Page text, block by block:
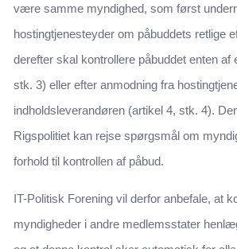
være samme myndighed, som først
hostingtjenesteyder om påbuddets retlige
derefter skal kontrollere påbuddet enten af
stk. 3) eller efter anmodning fra
indholdsleverandøren (artikel 4, stk. 4).
Rigspolitiet kan rejse spørgsmål om
forhold til kontrollen af påbud.
IT-Politisk Forening vil derfor anbefale, at
myndigheder i andre medlemsstater